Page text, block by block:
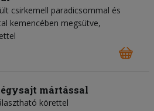
csirkemell paradicsommal és
kemencében megsütve,
mártással
körettel